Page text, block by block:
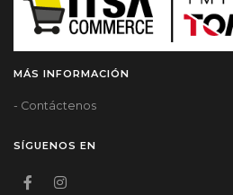
MÁS INFORMACIÓN
- Contáctenos
SÍGUENOS EN